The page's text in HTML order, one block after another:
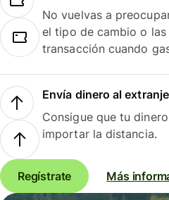
No vuelvas a
el tipo de cambio o
transacción cuando
Envía dinero al
Consigue que tu
importar la distancia.
Regístrate Más